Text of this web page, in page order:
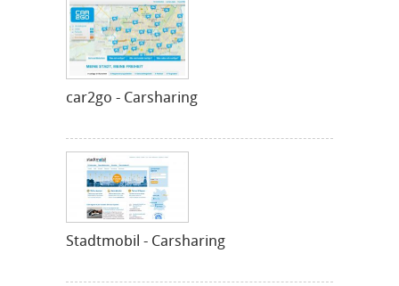
car2go - Carsharing
Stadtmobil - Carsharing